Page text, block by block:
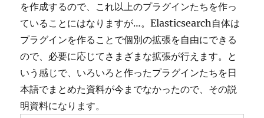
を作成するので、これ以上のプラグインたちを作っ
ていることにはなりますが…。Elasticsearch自体は
プラグインを作ることで個別の拡張を自由にできる
ので、必要に応じてさまざまな拡張が行えます。と
いう感じで、いろいろと作ったプラグインたちを日
本語でまとめた資料が今までなかったので、その説
明資料になります。